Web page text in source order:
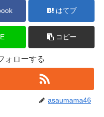
はてブ
コピー
ォローする
asaumama46